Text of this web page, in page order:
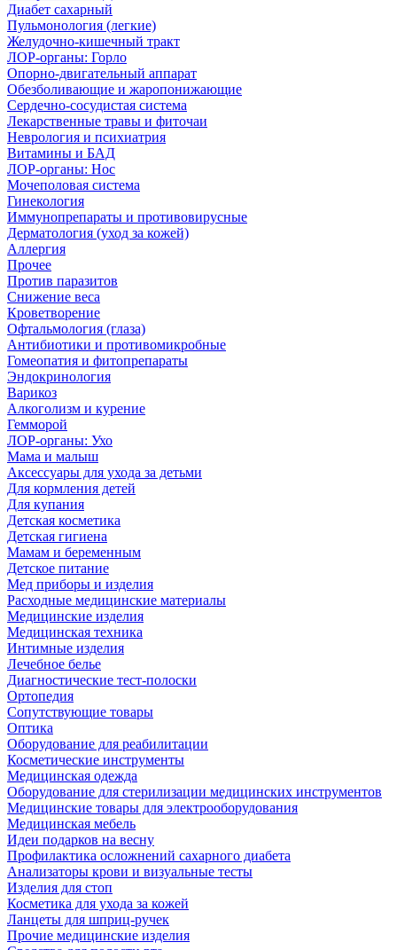
Диабет сахарный
Пульмонология (легкие)
Желудочно-кишечный тракт
ЛОР-органы: Горло
Опорно-двигательный аппарат
Обезболивающие и жаропонижающие
Сердечно-сосудистая система
Лекарственные травы и фиточаи
Неврология и психиатрия
Витамины и БАД
ЛОР-органы: Нос
Мочеполовая система
Гинекология
Иммунопрепараты и противовирусные
Дерматология (уход за кожей)
Аллергия
Прочее
Против паразитов
Снижение веса
Кроветворение
Офтальмология (глаза)
Антибиотики и противомикробные
Гомеопатия и фитопрепараты
Эндокринология
Варикоз
Алкоголизм и курение
Гемморой
ЛОР-органы: Ухо
Мама и малыш
Аксессуары для ухода за детьми
Для кормления детей
Для купания
Детская косметика
Детская гигиена
Мамам и беременным
Детское питание
Мед приборы и изделия
Расходные медицинские материалы
Медицинские изделия
Медицинская техника
Интимные изделия
Лечебное белье
Диагностические тест-полоски
Ортопедия
Сопутствующие товары
Оптика
Оборудование для реабилитации
Косметические инструменты
Медицинская одежда
Оборудование для стерилизации медицинских инструментов
Медицинские товары для электрооборудования
Медицинская мебель
Идеи подарков на весну
Профилактика осложнений сахарного диабета
Анализаторы крови и визуальные тесты
Изделия для стоп
Косметика для ухода за кожей
Ланцеты для шприц-ручек
Прочие медицинские изделия